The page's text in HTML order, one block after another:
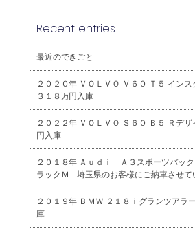
Recent entries
最近のできごと
２０２０年 ＶＯＬＶＯ Ｖ６０ Ｔ５ イン
３１８万円入庫
２０２２年 ＶＯＬＶＯ Ｓ６０ Ｂ５ Ｒ
円入庫
２０１８年 Ａｕｄｉ Ａ３スポーツバッ
ラックＭ 埼玉県のお客様にご納車させて
２０１９年 ＢＭＷ ２１８ｉグランツア
庫